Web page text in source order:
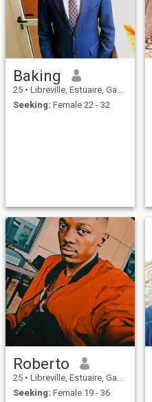
Baking
25 • Libreville, Estuaire, Gabon
Seeking: Female 22 - 32
Roberto
25 • Libreville, Estuaire, Gabon
Seeking: Female 19 - 36